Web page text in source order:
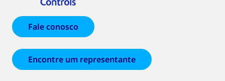
Fale conosco
Encontre um representante